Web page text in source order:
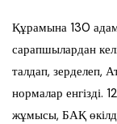
Құрамына 130 адам
сарапшылардан
талдап, зерделеп,
нормалар енгізді.
жұмысы, БАҚ